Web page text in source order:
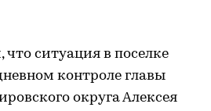
ситуация в поселке
контроле главы
округа Алексея